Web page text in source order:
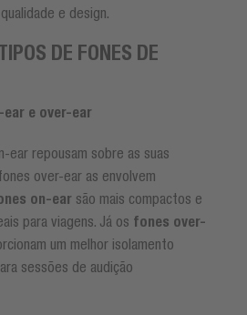
e design.
DE FONES DE
ear e over-ear
ear repousam sobre as suas
over-ear as envolvem
on-ear são mais compactos e
para viagens. Já os fones over-
um melhor isolamento
sessões de audição